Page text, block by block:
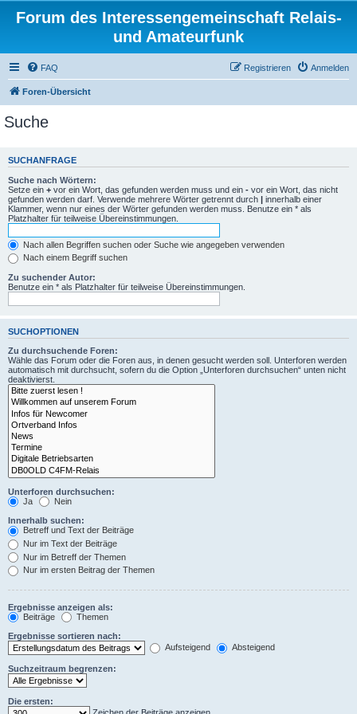
Forum des Interessengemeinschaft Relais-
und Amateurfunk
FAQ Anmelden
Registrieren
Foren-Übersicht
Suche
SUCHANFRAGE
Suche nach Wörtern:
Setze ein + vor ein Wort, das gefunden werden muss und ein - vor ein Wort, das nicht
gefunden werden darf. Verwende mehrere Wörter getrennt durch | innerhalb einer
Klammer, wenn nur eines der Wörter gefunden werden muss. Benutze ein * als
Platzhalter für teilweise Übereinstimmungen.
Nach allen Begriffen suchen oder Suche wie angegeben verwenden
Nach einem Begriff suchen
Zu suchender Autor:
Benutze ein * als Platzhalter für teilweise Übereinstimmungen.
SUCHOPTIONEN
Zu durchsuchende Foren:
Wähle das Forum oder die Foren aus, in denen gesucht werden soll. Unterforen werden
automatisch mit durchsucht, sofern du die Option „Unterforen durchsuchen“ unten nicht
deaktivierst.
Unterforen durchsuchen:
Ja
Nein
Innerhalb suchen:
Betreff und Text der Beiträge
Nur im Text der Beiträge
Nur im Betreff der Themen
Nur im ersten Beitrag der Themen
Ergebnisse anzeigen als:
Beiträge
Themen
Ergebnisse sortieren nach:
Aufsteigend
Absteigend
Suchzeitraum begrenzen:
Die ersten: